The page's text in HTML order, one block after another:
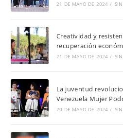
21 DE MAYO DE 2024 /
Creatividad y
recuperación
21 DE MAYO DE 2024 /
La juventud
Venezuela Mujer
20 DE MAYO DE 2024 /